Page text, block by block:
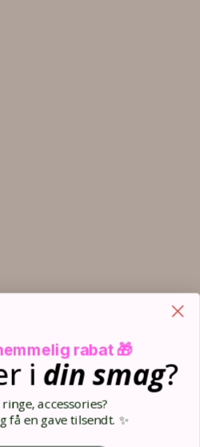
rabat 🎁
i din smag?
accessories?
få en gave tilsendt. ✨